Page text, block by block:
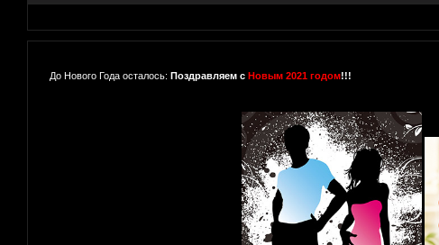
До Нового Года осталось: Поздравляем с Новым 2021 годом!!!